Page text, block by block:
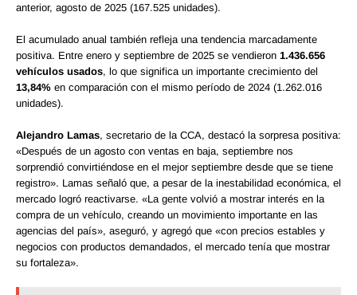
anterior, agosto de 2025 (167.525 unidades).
El acumulado anual también refleja una tendencia marcadamente
positiva. Entre enero y septiembre de 2025 se vendieron 1.436.656
vehículos usados, lo que significa un importante crecimiento del
13,84% en comparación con el mismo período de 2024 (1.262.016
unidades).
Alejandro Lamas, secretario de la CCA, destacó la sorpresa positiva:
«Después de un agosto con ventas en baja, septiembre nos
sorprendió convirtiéndose en el mejor septiembre desde que se tiene
registro». Lamas señaló que, a pesar de la inestabilidad económica, el
mercado logró reactivarse. «La gente volvió a mostrar interés en la
compra de un vehículo, creando un movimiento importante en las
agencias del país», aseguró, y agregó que «con precios estables y
negocios con productos demandados, el mercado tenía que mostrar
su fortaleza».